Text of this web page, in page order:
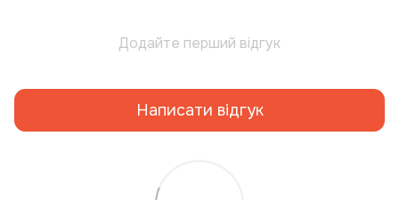
Додайте перший відгук
Написати відгук